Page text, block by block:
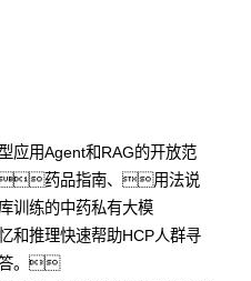
应用Agent和RAG的开放范
药品指南、用法说
练的中药私有大模
推理快速帮助HCP人群寻
答。